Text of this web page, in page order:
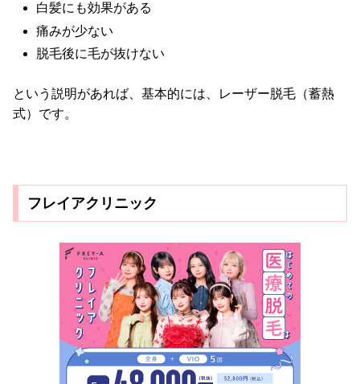
白髪にも効果がある
痛みが少ない
脱毛後に毛が抜けない
という説明があれば、基本的には、レーザー脱毛（蓄熱
式）です。
フレイアクリニック